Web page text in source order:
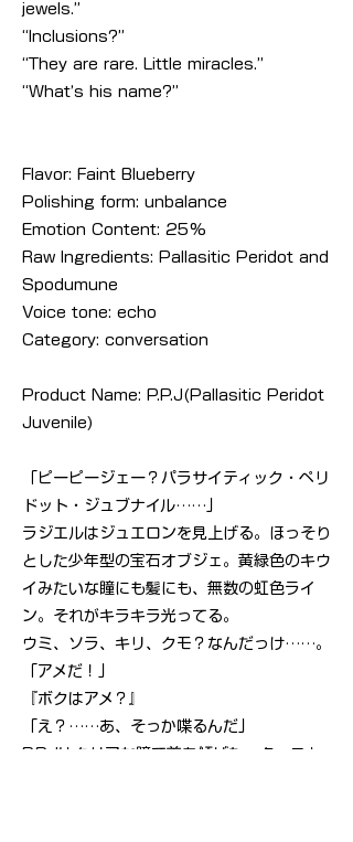
jewels.”
“Inclusions?”
“They are rare. Little miracles.”
“What’s his name?”
Flavor: Faint Blueberry
Polishing form: unbalance
Emotion Content: 25%
Raw Ingredients: Pallasitic Peridot and
Spodumune
Voice tone: echo
Category: conversation
Product Name: P.P.J(Pallasitic Peridot
Juvenile)
「ピーピージェー？パラサイティック・ペリ
ドット・ジュブナイル……」
ラジエルはジュエロンを見上げる。ほっそり
とした少年型の宝石オブジェ。黄緑色のキウ
イみたいな瞳にも髪にも、無数の虹色ライ
ン。それがキラキラ光ってる。
ウミ、ソラ、キリ、クモ？なんだっけ……。
「アメだ！」
『ボクはアメ？』
「え？……あ、そっか喋るんだ」
P.P.Jはクリアな瞳で首を傾げた。ターコと